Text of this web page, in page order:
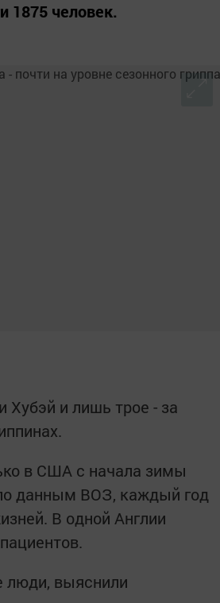
1875 человек.
Хубэй и лишь трое - за
в США с начала зимы
данным ВОЗ, каждый год
В одной Англии
люди, выяснили